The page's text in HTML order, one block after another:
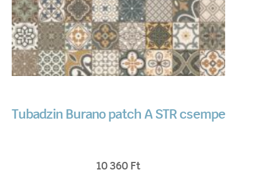
Tubadzin Burano patch A STR csempe
10 360 Ft